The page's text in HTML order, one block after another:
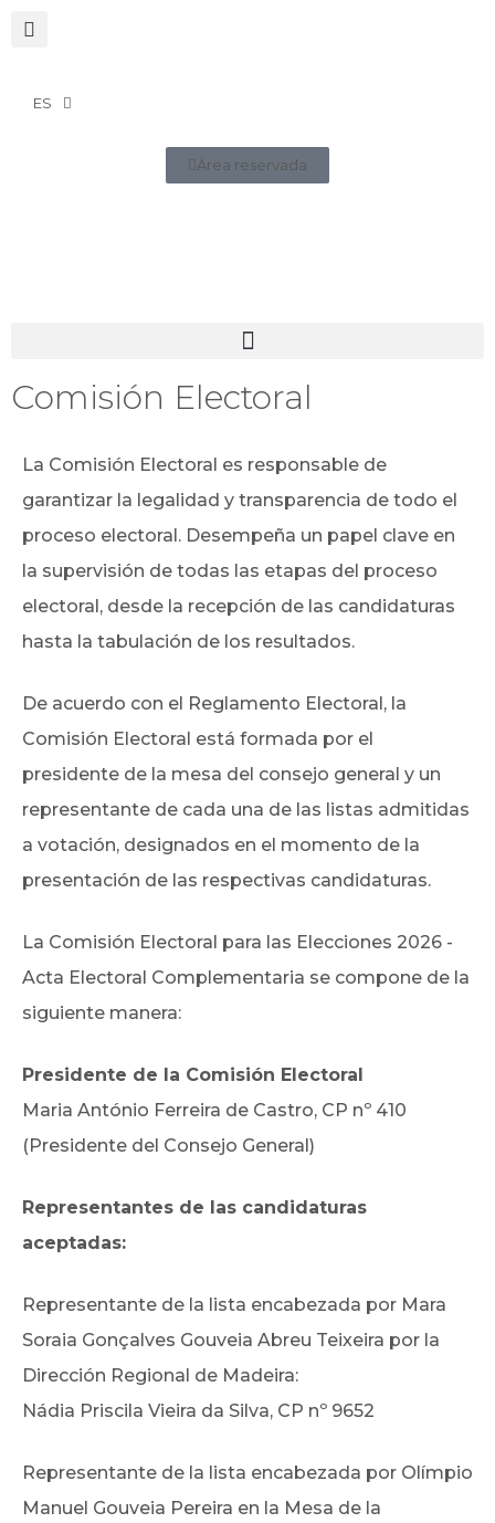
ES
Área reservada
Comisión Electoral
La Comisión Electoral es responsable de
garantizar la legalidad y transparencia de todo el
proceso electoral. Desempeña un papel clave en
la supervisión de todas las etapas del proceso
electoral, desde la recepción de las candidaturas
hasta la tabulación de los resultados.
De acuerdo con el Reglamento Electoral, la
Comisión Electoral está formada por el
presidente de la mesa del consejo general y un
representante de cada una de las listas admitidas
a votación, designados en el momento de la
presentación de las respectivas candidaturas.
La Comisión Electoral para las Elecciones 2026 -
Acta Electoral Complementaria se compone de la
siguiente manera:
Presidente de la Comisión Electoral
Maria António Ferreira de Castro, CP nº 410
(Presidente del Consejo General)
Representantes de las candidaturas
aceptadas:
Representante de la lista encabezada por Mara
Soraia Gonçalves Gouveia Abreu Teixeira por la
Dirección Regional de Madeira:
Nádia Priscila Vieira da Silva, CP nº 9652
Representante de la lista encabezada por Olímpio
Manuel Gouveia Pereira en la Mesa de la